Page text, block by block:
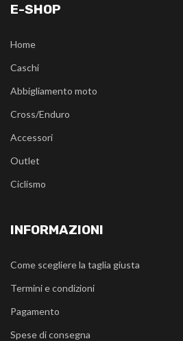
E-SHOP
Home
Caschi
Abbigliamento moto
Cross/Enduro
Accessori
Outlet
Ciclismo
INFORMAZIONI
Come scegliere la taglia giusta
Termini e condizioni
Pagamento
Spese di consegna